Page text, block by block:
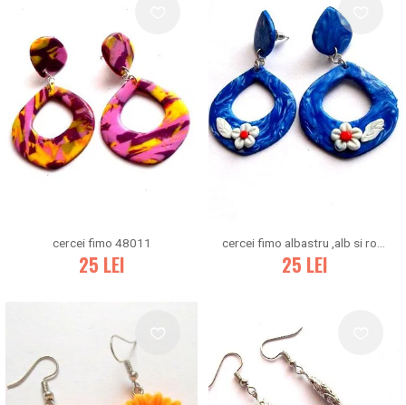
cercei fimo 48011
25 LEI 25 LEI